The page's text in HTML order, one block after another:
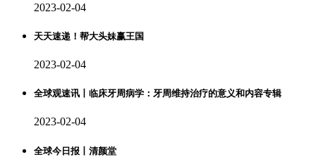
2023-02-04
天天速递！帮大头妹赢王国
2023-02-04
全球观速讯丨临床牙周病学：牙周维持治疗的意义和内容专辑
2023-02-04
全球今日报丨清颜堂